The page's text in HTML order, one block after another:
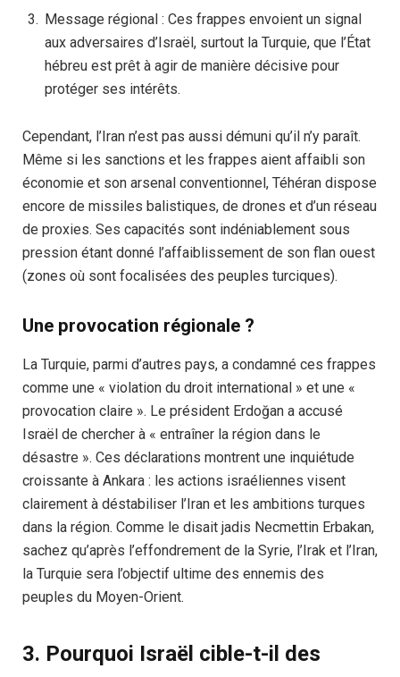
Message régional : Ces frappes envoient un signal
aux adversaires d’Israël, surtout la Turquie, que l’État
hébreu est prêt à agir de manière décisive pour
protéger ses intérêts.
Cependant, l’Iran n’est pas aussi démuni qu’il n’y paraît.
Même si les sanctions et les frappes aient affaibli son
économie et son arsenal conventionnel, Téhéran dispose
encore de missiles balistiques, de drones et d’un réseau
de proxies. Ses capacités sont indéniablement sous
pression étant donné l’affaiblissement de son flan ouest
(zones où sont focalisées des peuples turciques).
Une provocation régionale ?
La Turquie, parmi d’autres pays, a condamné ces frappes
comme une « violation du droit international » et une «
provocation claire ». Le président Erdoğan a accusé
Israël de chercher à « entraîner la région dans le
désastre ». Ces déclarations montrent une inquiétude
croissante à Ankara : les actions israéliennes visent
clairement à déstabiliser l’Iran et les ambitions turques
dans la région. Comme le disait jadis Necmettin Erbakan,
sachez qu’après l’effondrement de la Syrie, l’Irak et l’Iran,
la Turquie sera l’objectif ultime des ennemis des
peuples du Moyen-Orient.
3. Pourquoi Israël cible-t-il des